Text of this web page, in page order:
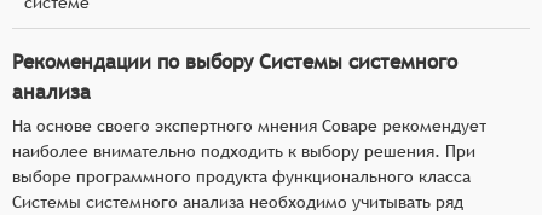
Рекомендации по выбору Системы системного
анализа
На основе своего экспертного мнения Соваре рекомендует
наиболее внимательно подходить к выбору решения. При
выборе программного продукта функционального класса
Системы системного анализа необходимо учитывать ряд